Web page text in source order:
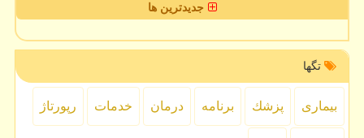
جدیدترین ها
تگها
بیماری پزشك برنامه درمان خدمات رپورتاژ